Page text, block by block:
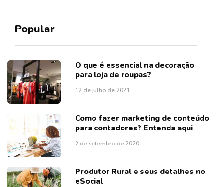
Popular
O que é essencial na decoração
para loja de roupas?
12 de julho de 2021
Como fazer marketing de conteúdo
para contadores? Entenda aqui
2 de setembro de 2020
Produtor Rural e seus detalhes no
eSocial